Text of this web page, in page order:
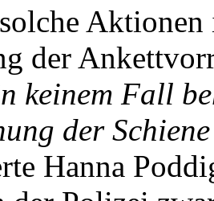
der
keinem Fall
der
Hanna